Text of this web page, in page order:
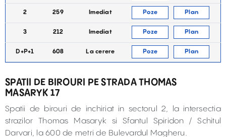
2 259 Imediat Poze Plan
3 212 Imediat Poze Plan
D+P+1 608 La cerere Poze Plan
SPATII DE BIROURI PE STRADA THOMAS
MASARYK 17
Spatii de birouri de inchiriat in sectorul 2, la intersectia
strazilor Thomas Masaryk si Sfantul Spiridon / Schitul
Darvari, la 600 de metri de Bulevardul Magheru.